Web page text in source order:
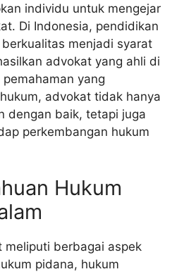
individu untuk mengejar
Di Indonesia, pendidikan
menjadi syarat
advokat yang ahli di
yang
advokat tidak hanya
dengan baik, tetapi juga
perkembangan hukum
Hukum
meliputi berbagai aspek
pidana, hukum